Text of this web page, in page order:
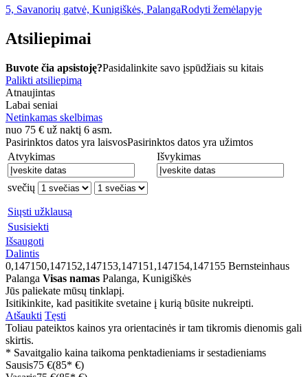
5, Savanorių gatvė, Kunigiškės, PalangaRodyti žemėlapyje
Atsiliepimai
Buvote čia apsistoję?Pasidalinkite savo įspūdžiais su kitais
Palikti atsiliepimą
Atnaujintas
Labai seniai
Netinkamas skelbimas
nuo 75 € už naktį 6 asm.
Pasirinktos datos yra laisvosPasirinktos datos yra užimtos
Atvykimas
Išvykimas
svečių
Siųsti užklausą
Susisiekti
Išsaugoti
Dalintis
0,147150,147152,147153,147151,147154,147155 Bernsteinhaus
Palanga Visas namas Palanga, Kunigiškės
Jūs paliekate mūsų tinklapį.
Isitikinkite, kad pasitikite svetaine į kurią būsite nukreipti.
Atšaukti Tęsti
Toliau pateiktos kainos yra orientacinės ir tam tikromis dienomis gali
skirtis.
* Savaitgalio kaina taikoma penktadieniams ir sestadieniams
Sausis75 €(85* €)